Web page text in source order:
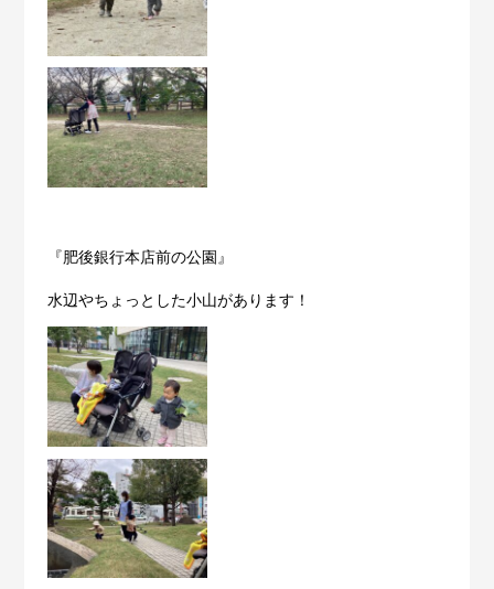
『肥後銀行本店前の公園』
水辺やちょっとした小山があります！